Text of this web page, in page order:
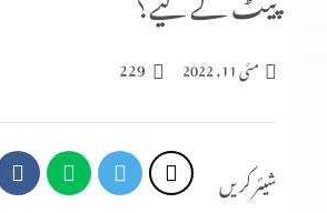
اپنی صلاحیات کو خود استمعال کرنا
وو کہتی تھی
مئی 11, 2022 229
شیئر کریں